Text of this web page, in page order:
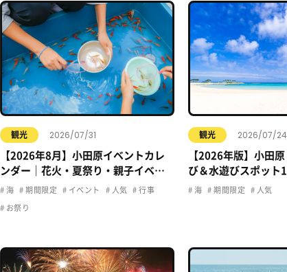
観光 2026/07/31
【2026年8月】小田原イベントカレ
ンダー｜花火・夏祭り・親子イベン
ト・夏休みおでかけ情報まとめ
海 期間限定 イベント 人気 行事
お祭り
観光 2026/07/24
【2026年版】小田
び＆水遊びスポット
プール・子ども向け
海 期間限定 人気